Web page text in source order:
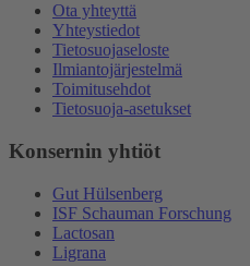
Ota yhteyttä
Yhteystiedot
Tietosuojaseloste
Ilmiantojärjestelmä
Toimitusehdot
Tietosuoja-asetukset
Konsernin yhtiöt
Gut Hülsenberg
ISF Schauman Forschung
Lactosan
Ligrana